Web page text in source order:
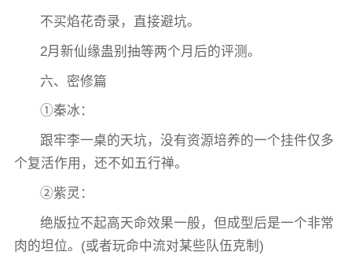
不买焰花奇录，直接避坑。
2月新仙缘蛊别抽等两个月后的评测。
六、密修篇
①秦冰：
跟牢李一桌的天坑，没有资源培养的一个挂件仅多
个复活作用，还不如五行禅。
②紫灵：
绝版拉不起高天命效果一般，但成型后是一个非常
肉的坦位。(或者玩命中流对某些队伍克制)